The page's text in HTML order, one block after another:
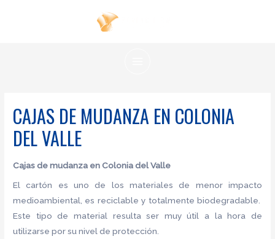
CAJAS DE MUDANZA EN COLONIA
DEL VALLE
Cajas de mudanza en Colonia del Valle
El cartón es uno de los materiales de menor impacto
medioambiental, es reciclable y totalmente biodegradable.
Este tipo de material resulta ser muy útil a la hora de
utilizarse por su nivel de protección.